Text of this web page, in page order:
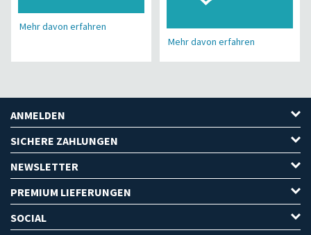
Mehr davon erfahren
Mehr davon erfahren
ANMELDEN
SICHERE ZAHLUNGEN
NEWSLETTER
PREMIUM LIEFERUNGEN
SOCIAL